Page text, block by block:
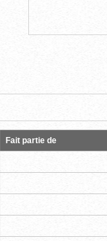
Fait partie de